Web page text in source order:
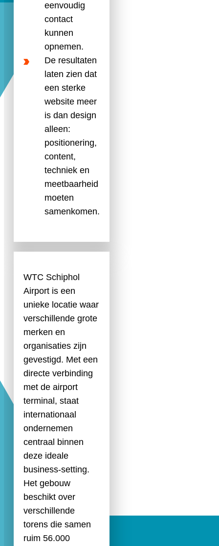
eenvoudig
contact
kunnen
opnemen.
De resultaten
laten zien dat
een sterke
website meer
is dan design
alleen:
positionering,
content,
techniek en
meetbaarheid
moeten
samenkomen.
WTC Schiphol
Airport is een
unieke locatie waar
verschillende grote
merken en
organisaties zijn
gevestigd. Met een
directe verbinding
met de airport
terminal, staat
internationaal
ondernemen
centraal binnen
deze ideale
business-setting.
Het gebouw
beschikt over
verschillende
torens die samen
ruim 56.000